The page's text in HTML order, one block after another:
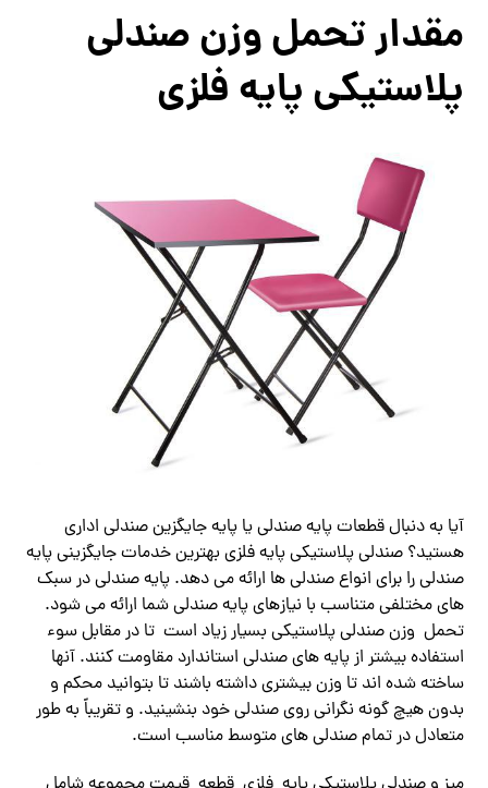
مقدار تحمل وزن صندلی
پلاستیکی پایه فلزی
آیا به دنبال قطعات پایه صندلی یا پایه جایگزین صندلی اداری
هستید؟ صندلی پلاستیکی پایه فلزی بهترین خدمات جایگزینی پایه
صندلی را برای انواع صندلی ها ارائه می دهد. پایه صندلی در سبک
های مختلفی متناسب با نیازهای پایه صندلی شما ارائه می شود.
تحمل وزن صندلی پلاستیکی بسیار زیاد است تا در مقابل سوء
استفاده بیشتر از پایه های صندلی استاندارد مقاومت کنند. آنها
ساخته شده اند تا وزن بیشتری داشته باشند تا بتوانید محکم و
بدون هیچ گونه نگرانی روی صندلی خود بنشینید. و تقریباً به طور
متعادل در تمام صندلی های متوسط ​​مناسب است.